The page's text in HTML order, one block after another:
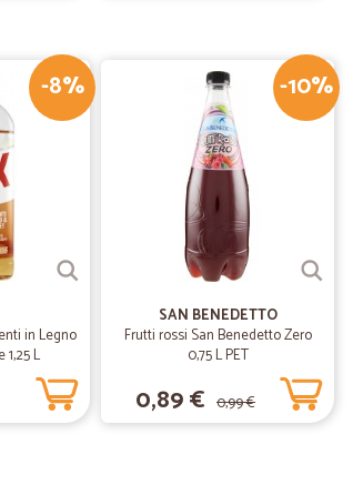
29/09/2019
da buttare per il resto tutto
-8%
in Legno
L
-10%
SAN BENEDETTO
Frutti rossi San Benedetto Zero
0,75 L PET
0,89 € 0,99 €